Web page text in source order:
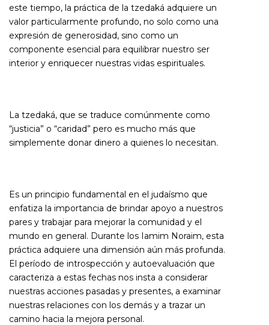
este tiempo, la práctica de la tzedaká adquiere un
valor particularmente profundo, no solo como una
expresión de generosidad, sino como un
componente esencial para equilibrar nuestro ser
interior y enriquecer nuestras vidas espirituales.
La tzedaká, que se traduce comúnmente como
“justicia” o “caridad” pero es mucho más que
simplemente donar dinero a quienes lo necesitan.
Es un principio fundamental en el judaísmo que
enfatiza la importancia de brindar apoyo a nuestros
pares y trabajar para mejorar la comunidad y el
mundo en general. Durante los Iamim Noraim, esta
práctica adquiere una dimensión aún más profunda.
El período de introspección y autoevaluación que
caracteriza a estas fechas nos insta a considerar
nuestras acciones pasadas y presentes, a examinar
nuestras relaciones con los demás y a trazar un
camino hacia la mejora personal.